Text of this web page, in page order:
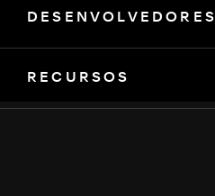
DESENVOLVEDORES
RECURSOS